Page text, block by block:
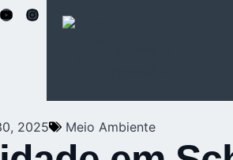
2025 Meio Ambiente